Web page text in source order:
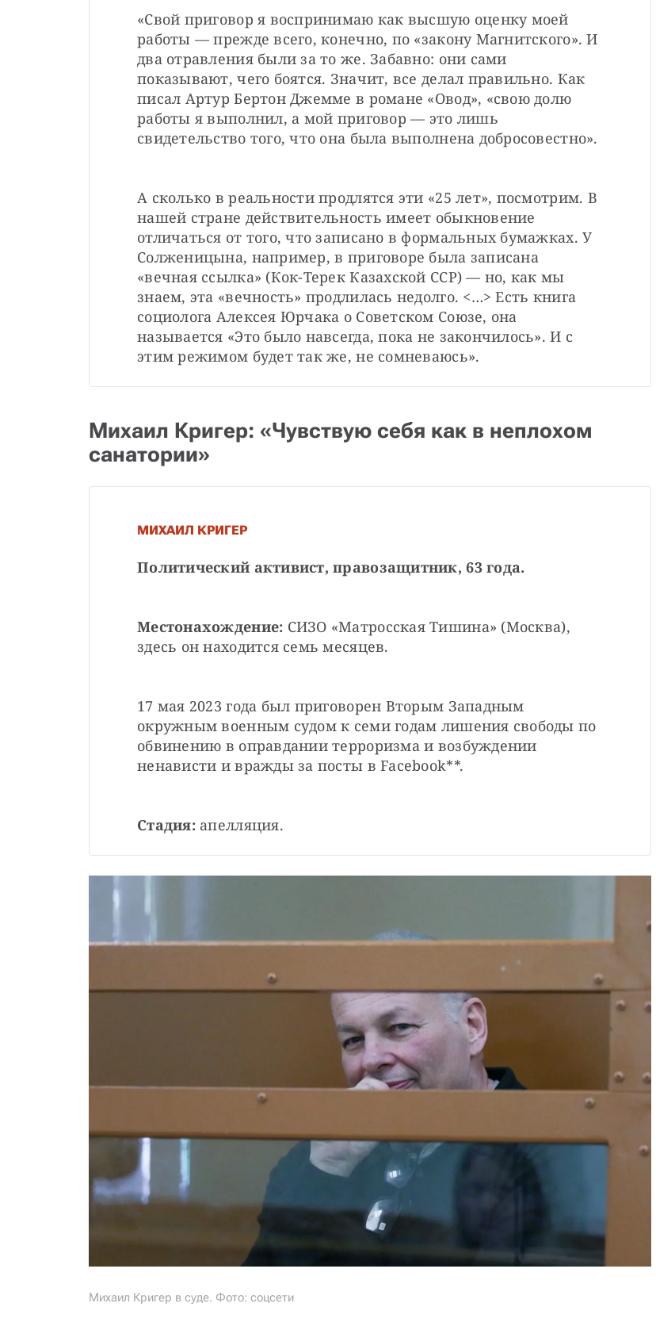
«Свой приговор я воспринимаю как высшую оценку моей
работы — прежде всего, конечно, по «закону Магнитского». И
два отравления были за то же. Забавно: они сами
показывают, чего боятся. Значит, все делал правильно. Как
писал Артур Бертон Джемме в романе «Овод», «свою долю
работы я выполнил, а мой приговор — это лишь
свидетельство того, что она была выполнена добросовестно».
А сколько в реальности продлятся эти «25 лет», посмотрим. В
нашей стране действительность имеет обыкновение
отличаться от того, что записано в формальных бумажках. У
Солженицына, например, в приговоре была записана
«вечная ссылка» (Кок-Терек Казахской ССР) — но, как мы
знаем, эта «вечность» продлилась недолго. <…> Есть книга
социолога Алексея Юрчака о Советском Союзе, она
называется «Это было навсегда, пока не закончилось». И с
этим режимом будет так же, не сомневаюсь».
Михаил Кригер: «Чувствую себя как в неплохом
санатории»
МИХАИЛ КРИГЕР
Политический активист, правозащитник, 63 года.
Местонахождение: СИЗО «Матросская Тишина» (Москва),
здесь он находится семь месяцев.
17 мая 2023 года был приговорен Вторым Западным
окружным военным судом к семи годам лишения свободы по
обвинению в оправдании терроризма и возбуждении
ненависти и вражды за посты в Facebook**.
Стадия: апелляция.
Михаил Кригер в суде. Фото: соцсети